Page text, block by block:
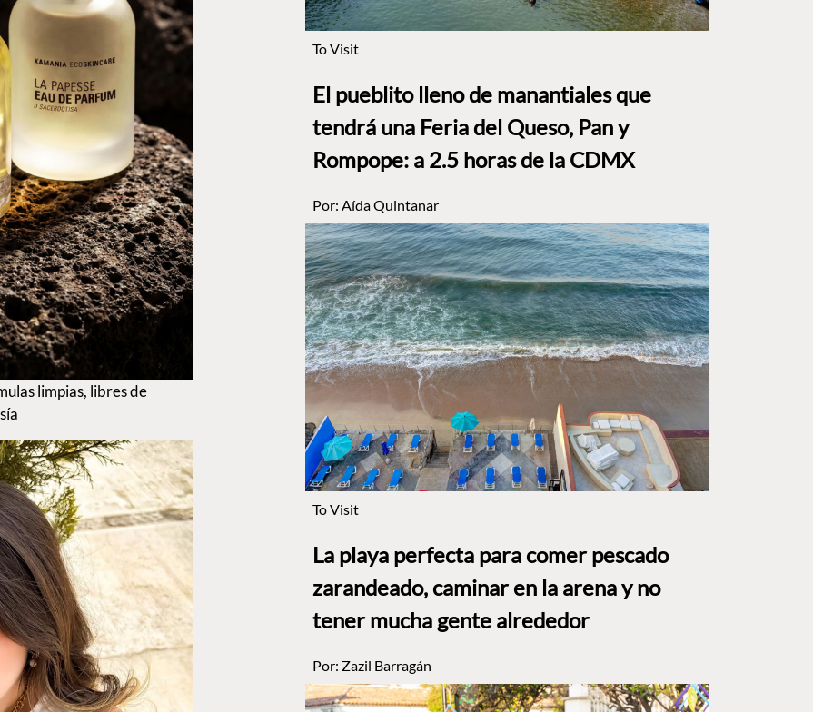
limpias, libres de
To Visit
El pueblito lleno de manantiales que
tendrá una Feria del Queso, Pan y
Rompope: a 2.5 horas de la CDMX
Por: Aída Quintanar
To Visit
La playa perfecta para comer pescado
zarandeado, caminar en la arena y no
tener mucha gente alrededor
Por: Zazil Barragán